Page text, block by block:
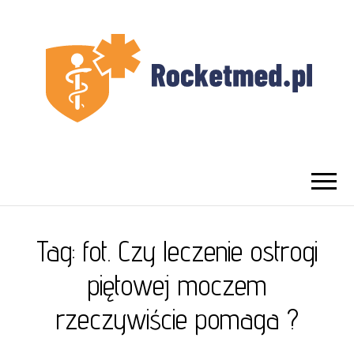
WARSZAWA
Tag: fot. Czy leczenie ostrogi
piętowej moczem
rzeczywiście pomaga ?